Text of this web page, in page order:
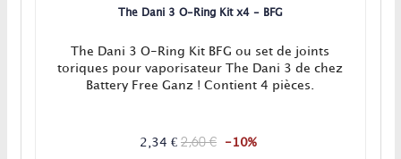
The Dani 3 O-Ring Kit x4 - BFG
The Dani 3 O-Ring Kit BFG ou set de joints
toriques pour vaporisateur The Dani 3 de chez
Battery Free Ganz ! Contient 4 pièces.
2,34 € 2,60 € -10%